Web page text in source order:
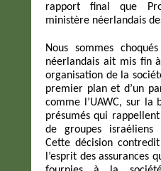
rapport final que
ministère néerlandais
Nous sommes
néerlandais ait mis fin
organisation de la
premier plan et d’un
comme l’UAWC, sur la
présumés qui
de groupes israéliens
Cette décision
l’esprit des assurances